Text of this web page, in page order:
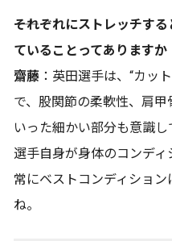
――それぞれにストレッチす
ていることってありますか
齋藤 ：英田選手は、“カッ
で、股関節の柔軟性、肩
いった細かい部分も意識
選手自身が身体のコンディ
常にベストコンディショ
ね。